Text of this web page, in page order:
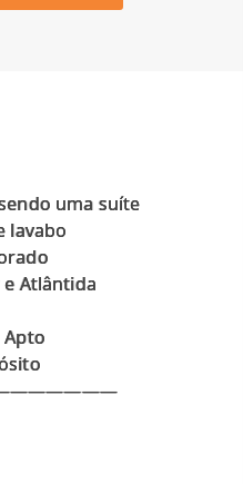
uma suíte
lavabo
Atlântida
Apto
———————————————